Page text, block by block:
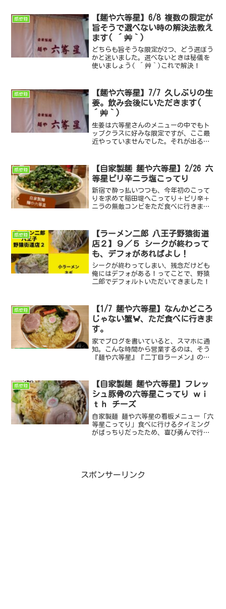
感想録
【麺や六等星】6/8 複数の限定が
旨そうで選べない時の解決法教え
ます( ´艸｀)
どちらも旨そうな限定が2つ、どう選ぼう
かと迷いました。選べないときは秘儀を
使いましょう( ´艸｀)これで解決！
感想録
【麺や六等星】7/7 久しぶりの生
姜。飲み会後にいただきます(
´艸｀)
生姜は六等星さんのメニューの中でもト
ップクラスに好みな限定ですが、ここ最
近やっていませんでした。それが出るな
感想録
【自家製麺 麺や六等星】2/26 六
等星ピリ辛ニラ塩こってり
新宿で酔っ払いつつも、今年初のこって
りを求めて稲田堤へこってり＋ピリ辛＋
ニラの無敵コンビをただ食べに行きます(
感想録
【ラーメン二郎 八王子野猿街道
店２】９／５ シークが終わって
も、デフォがあればよし！
シークが終わってしまい、残念だけども
俺にはデフォがある！ってことで、野猿
二郎でデフォルトいただいてきました！
感想録
【1/7 麺や六等星】なんかどころ
じゃない蟹🦀、ただ食べに行きま
す。
家でブログを書いていると、スマホに通
知。こんな時間から営業するのは、そう
『麺や六等星』『二丁目ラーメン』の豚
感想録
【自家製麺 麺や六等星】フレッ
シュ豚骨の六等星こってり ｗｉ
ｔｈ チーズ
自家製麺 麺や六等星の看板メニュー「六
等星こってり」食べに行けるタイミング
がばっちりだったため、喜び勇んで行っ
スポンサーリンク